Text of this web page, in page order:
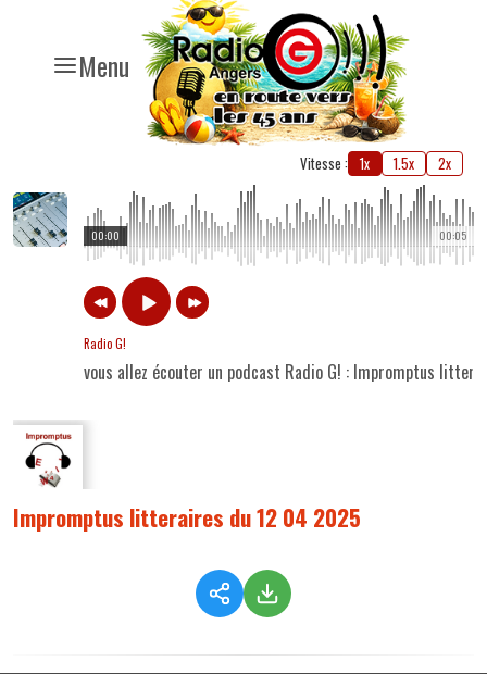
Menu
Vitesse : 1x 1.5x 2x
00:05
00:00
Radio G!
vous allez écouter un podcast Radio G! : Impromptus
Impromptus litteraires du 12 04 2025